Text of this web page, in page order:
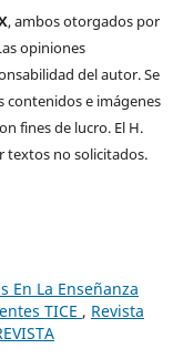
, ambos otorgados por
opiniones
del autor. Se
contenidos e imágenes
fines de lucro. El H.
textos no solicitados.
En La Enseñanza
TICE , Revista